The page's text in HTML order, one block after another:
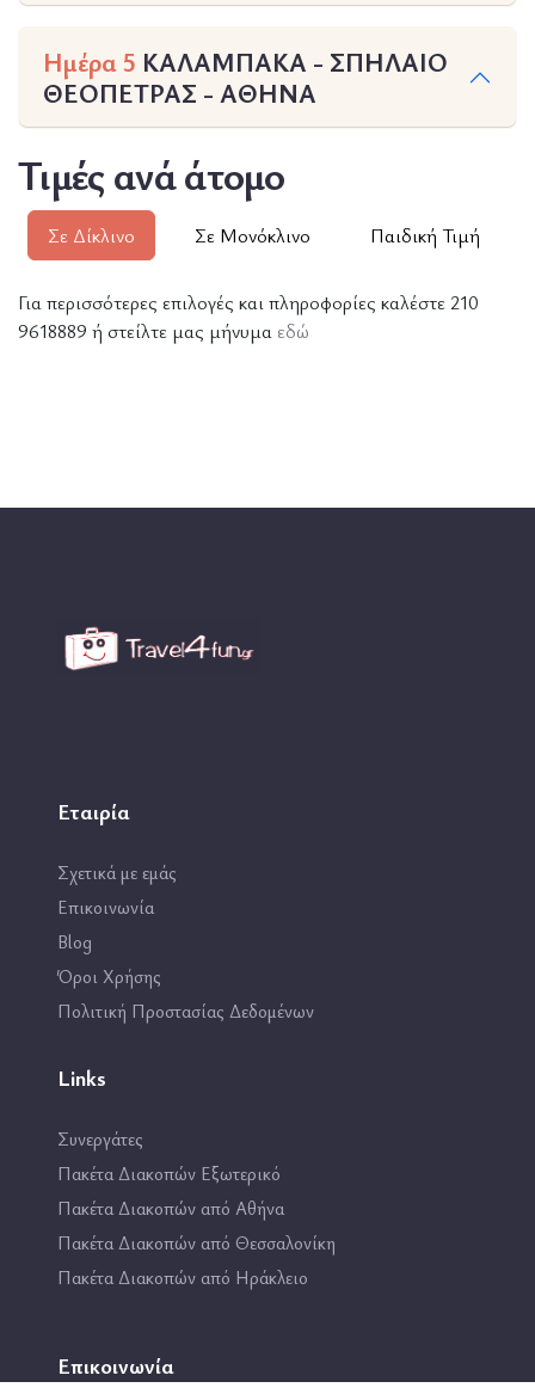
Ημέρα 5 ΚΑΛΑΜΠΑΚΑ - ΣΠΗΛΑΙΟ
ΘΕΟΠΕΤΡΑΣ - ΑΘΗΝΑ
Τιμές ανά άτομο
Σε Δίκλινο Σε Μονόκλινο Παιδική Τιμή
Για περισσότερες επιλογές και πληροφορίες καλέστε 210
9618889 ή στείλτε μας μήνυμα εδώ
Εταιρία
Σχετικά με εμάς
Επικοινωνία
Blog
Όροι Χρήσης
Πολιτική Προστασίας Δεδομένων
Links
Συνεργάτες
Πακέτα Διακοπών Εξωτερικό
Πακέτα Διακοπών από Αθήνα
Πακέτα Διακοπών από Θεσσαλονίκη
Πακέτα Διακοπών από Ηράκλειο
Επικοινωνία